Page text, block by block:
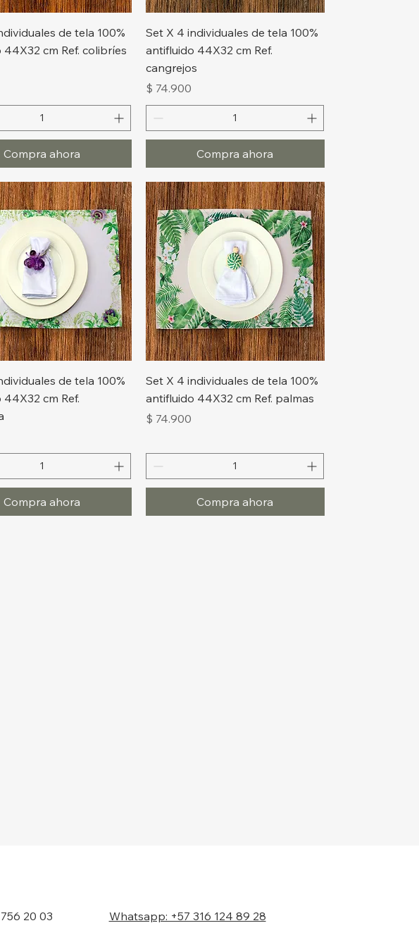
Vista rápidade tela 100%
cm Ref. colibríes
Compra ahora
Vista rápida
Set X 4 individuales de tela 100%
antifluido 44X32 cm Ref.
cangrejos
Precio
$ 74.900
Compra ahora
Vista rápidade tela 100%
cm Ref.
Compra ahora
Vista rápida
Set X 4 individuales de tela 100%
antifluido 44X32 cm Ref. palmas
Precio
$ 74.900
Compra ahora
Whatsapp: +57 316 124 89 28
20 03